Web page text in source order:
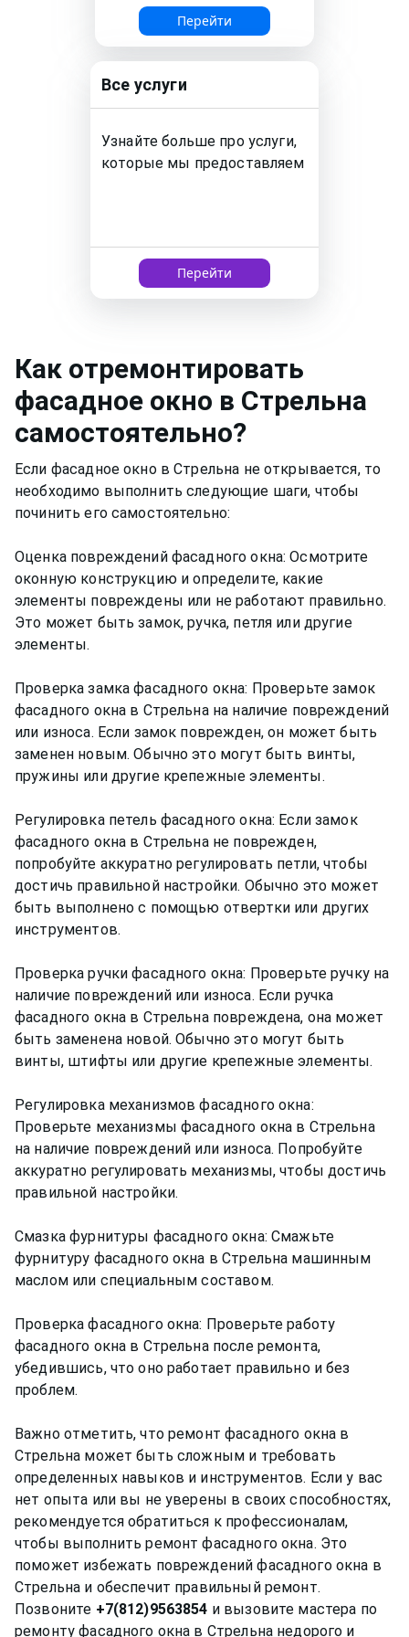
Перейти
Все услуги
Узнайте больше про услуги,
которые мы предоставляем
Перейти
Как отремонтировать
фасадное окно в Стрельна
самостоятельно?
Если фасадное окно в Стрельна не открывается, то
необходимо выполнить следующие шаги, чтобы
починить его самостоятельно:
Оценка повреждений фасадного окна: Осмотрите
оконную конструкцию и определите, какие
элементы повреждены или не работают правильно.
Это может быть замок, ручка, петля или другие
элементы.
Проверка замка фасадного окна: Проверьте замок
фасадного окна в Стрельна на наличие повреждений
или износа. Если замок поврежден, он может быть
заменен новым. Обычно это могут быть винты,
пружины или другие крепежные элементы.
Регулировка петель фасадного окна: Если замок
фасадного окна в Стрельна не поврежден,
попробуйте аккуратно регулировать петли, чтобы
достичь правильной настройки. Обычно это может
быть выполнено с помощью отвертки или других
инструментов.
Проверка ручки фасадного окна: Проверьте ручку на
наличие повреждений или износа. Если ручка
фасадного окна в Стрельна повреждена, она может
быть заменена новой. Обычно это могут быть
винты, штифты или другие крепежные элементы.
Регулировка механизмов фасадного окна:
Проверьте механизмы фасадного окна в Стрельна
на наличие повреждений или износа. Попробуйте
аккуратно регулировать механизмы, чтобы достичь
правильной настройки.
Смазка фурнитуры фасадного окна: Смажьте
фурнитуру фасадного окна в Стрельна машинным
маслом или специальным составом.
Проверка фасадного окна: Проверьте работу
фасадного окна в Стрельна после ремонта,
убедившись, что оно работает правильно и без
проблем.
Важно отметить, что ремонт фасадного окна в
Стрельна может быть сложным и требовать
определенных навыков и инструментов. Если у вас
нет опыта или вы не уверены в своих способностях,
рекомендуется обратиться к профессионалам,
чтобы выполнить ремонт фасадного окна. Это
поможет избежать повреждений фасадного окна в
Стрельна и обеспечит правильный ремонт.
Позвоните +7(812)9563854 и вызовите мастера по
ремонту фасадного окна в Стрельна недорого и